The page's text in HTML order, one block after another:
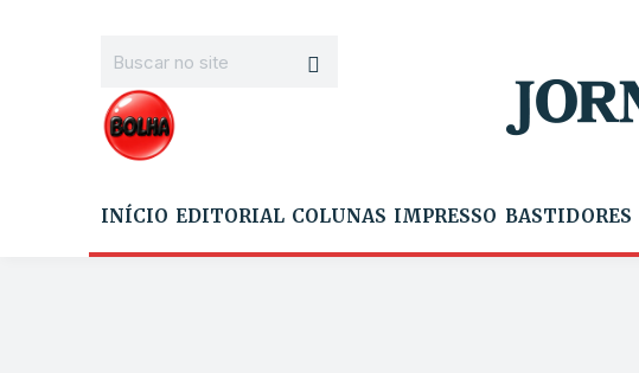
INÍCIO EDITORIAL COLUNAS IMPRESSO BASTIDORES